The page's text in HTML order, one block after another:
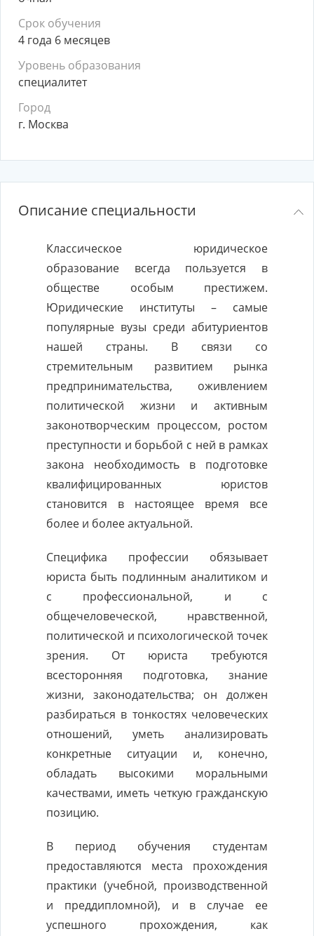
Срок обучения
4 года 6 месяцев
Уровень образования
специалитет
Город
г. Москва
Описание специальности
Классическое юридическое
образование всегда пользуется в
обществе особым престижем.
Юридические институты – самые
популярные вузы среди абитуриентов
нашей страны. В связи со
стремительным развитием рынка
предпринимательства, оживлением
политической жизни и активным
законотворческим процессом, ростом
преступности и борьбой с ней в рамках
закона необходимость в подготовке
квалифицированных юристов
становится в настоящее время все
более и более актуальной.
Специфика профессии обязывает
юриста быть подлинным аналитиком и
с профессиональной, и с
общечеловеческой, нравственной,
политической и психологической точек
зрения. От юриста требуются
всесторонняя подготовка, знание
жизни, законодательства; он должен
разбираться в тонкостях человеческих
отношений, уметь анализировать
конкретные ситуации и, конечно,
обладать высокими моральными
качествами, иметь четкую гражданскую
позицию.
В период обучения студентам
предоставляются места прохождения
практики (учебной, производственной
и преддипломной), и в случае ее
успешного прохождения, как